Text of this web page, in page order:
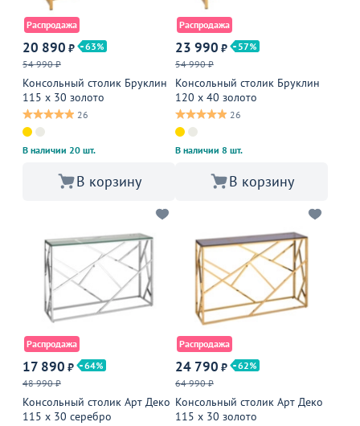
Распродажа
20 890 ₽
63
54 990 ₽
Консольный столик Бруклин
115 x 30 золото
26
В наличии 20 шт.
В корзину
Распродажа
23 990 ₽
57
54 990 ₽
Консольный столик Бруклин
120 x 40 золото
26
В наличии 8 шт.
В корзину
Распродажа
17 890 ₽
64
48 990 ₽
Консольный столик Арт Деко
115 х 30 серебро
Распродажа
24 790 ₽
62
64 990 ₽
Консольный столик Арт Деко
115 х 30 золото